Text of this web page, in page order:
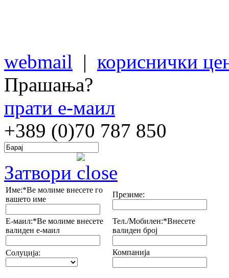
webmail | кориснички
Прашања?
прати е-маил
+389 (0)70 787 850
Затвори
Име:*Ве молиме внесете го
вашето име
Презиме:
Е-маил:*Ве молиме внесете
валиден е-маил
Тел./Мобилен:*Внесете
валиден број
Солуција: Компанија